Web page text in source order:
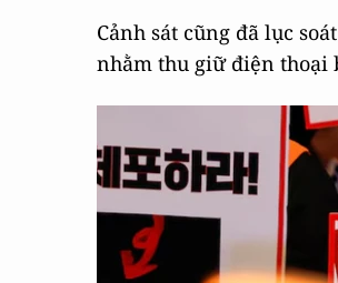
Cảnh sát cũng đã lục
nhằm thu giữ điện thoại